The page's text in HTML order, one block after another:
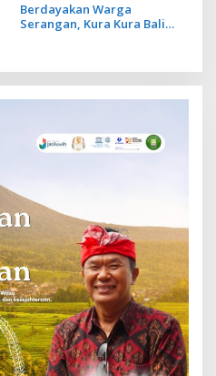
Berdayakan Warga
Serangan, Kura Kura Bali